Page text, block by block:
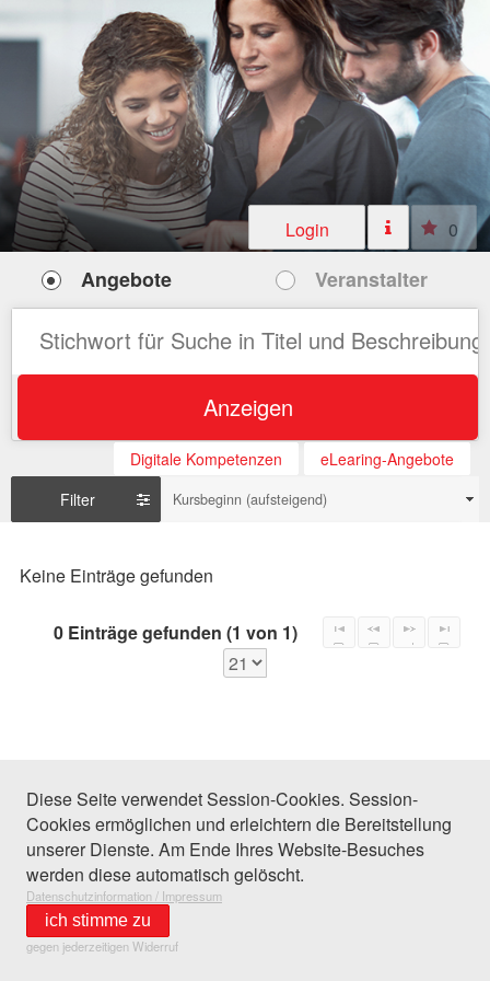
Login 0
Angebote Veranstalter
Anzeigen
Digitale Kompetenzen
eLearing-Angebote
Filter
Kursbeginn (aufsteigend)
Keine Einträge gefunden
0 Einträge gefunden (1 von 1)
Diese Seite verwendet Session-Cookies. Session-
Cookies ermöglichen und erleichtern die Bereitstellung
unserer Dienste. Am Ende Ihres Website-Besuches
werden diese automatisch gelöscht.
Datenschutzinformation / Impressum
ich stimme zu
gegen jederzeitigen Widerruf